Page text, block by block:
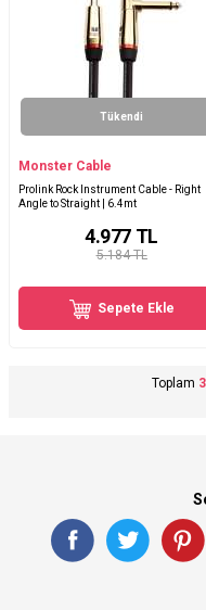
Tükendi
Monster Cable
Prolink Rock Instrument Cable - Right
Angle to Straight | 6.4mt
5.184 TL
4.977 TL
Sepete Ekle
Toplam